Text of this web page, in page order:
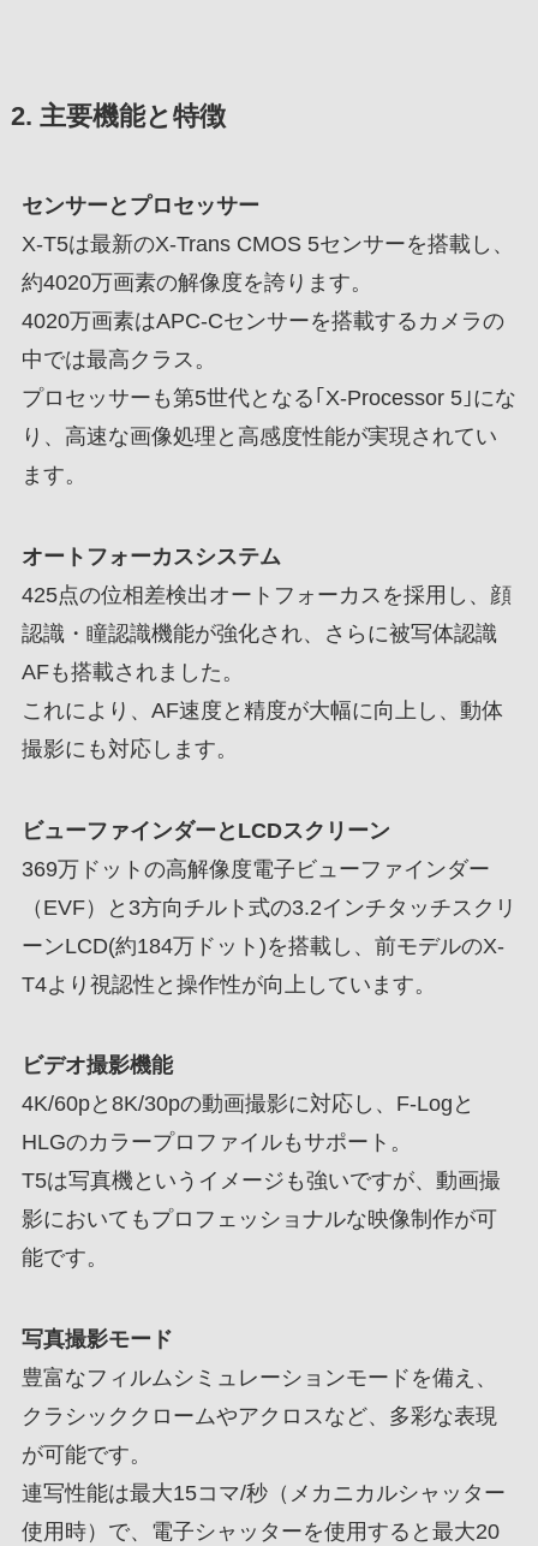
2. 主要機能と特徴
センサーとプロセッサー
X-T5は最新のX-Trans CMOS 5センサーを搭載し、
約4020万画素の解像度を誇ります。
4020万画素はAPC-Cセンサーを搭載するカメラの
中では最高クラス。
プロセッサーも第5世代となる｢X-Processor 5｣にな
り、高速な画像処理と高感度性能が実現されてい
ます。
オートフォーカスシステム
425点の位相差検出オートフォーカスを採用し、顔
認識・瞳認識機能が強化され、さらに被写体認識
AFも搭載されました。
これにより、AF速度と精度が大幅に向上し、動体
撮影にも対応します。
ビューファインダーとLCDスクリーン
369万ドットの高解像度電子ビューファインダー
（EVF）と3方向チルト式の3.2インチタッチスクリ
ーンLCD(約184万ドット)を搭載し、前モデルのX-
T4より視認性と操作性が向上しています。
ビデオ撮影機能
4K/60pと8K/30pの動画撮影に対応し、F-Logと
HLGのカラープロファイルもサポート。
T5は写真機というイメージも強いですが、動画撮
影においてもプロフェッショナルな映像制作が可
能です。
写真撮影モード
豊富なフィルムシミュレーションモードを備え、
クラシッククロームやアクロスなど、多彩な表現
が可能です。
連写性能は最大15コマ/秒（メカニカルシャッター
使用時）で、電子シャッターを使用すると最大20